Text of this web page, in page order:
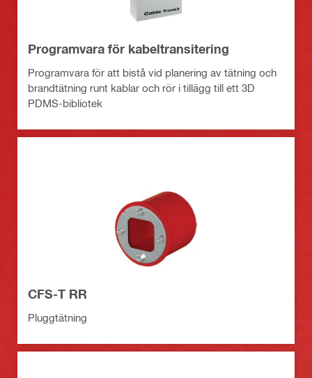
Programvara för kabeltransitering
Programvara för att bistå vid planering av tätning och
brandtätning runt kablar och rör i tillägg till ett 3D
PDMS-bibliotek
CFS-T RR
Pluggtätning